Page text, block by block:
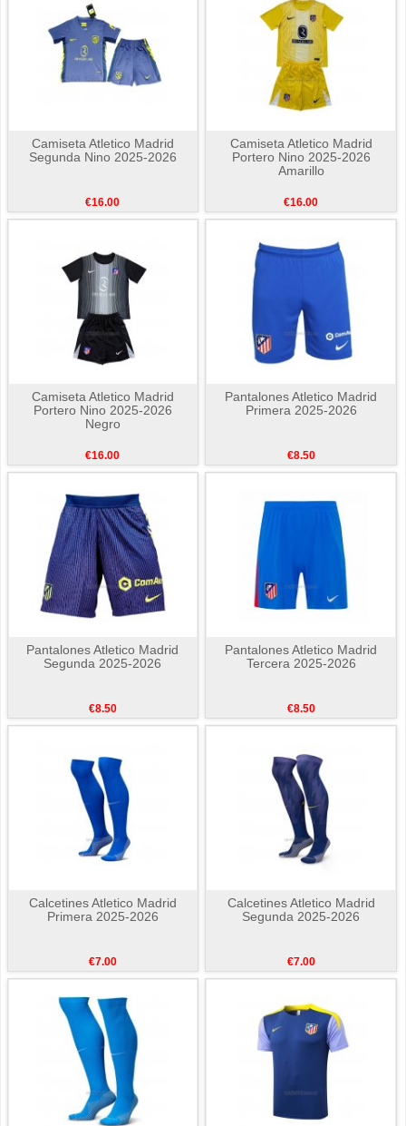
Camiseta Atletico Madrid
Segunda Nino 2025-2026
€16.00
Camiseta Atletico Madrid
Portero Nino 2025-2026
Amarillo
€16.00
Camiseta Atletico Madrid
Portero Nino 2025-2026
Negro
€16.00
Pantalones Atletico Madrid
Primera 2025-2026
€8.50
Pantalones Atletico Madrid
Segunda 2025-2026
€8.50
Pantalones Atletico Madrid
Tercera 2025-2026
€8.50
Calcetines Atletico Madrid
Primera 2025-2026
€7.00
Calcetines Atletico Madrid
Segunda 2025-2026
€7.00